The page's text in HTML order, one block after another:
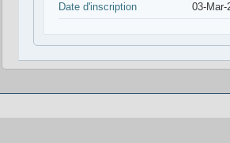
Date d'inscription
03-Mar-